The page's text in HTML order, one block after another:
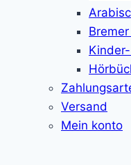
Versand
Mein konto